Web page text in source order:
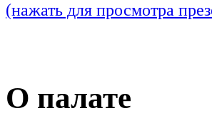
(нажать для просмотра
О палате